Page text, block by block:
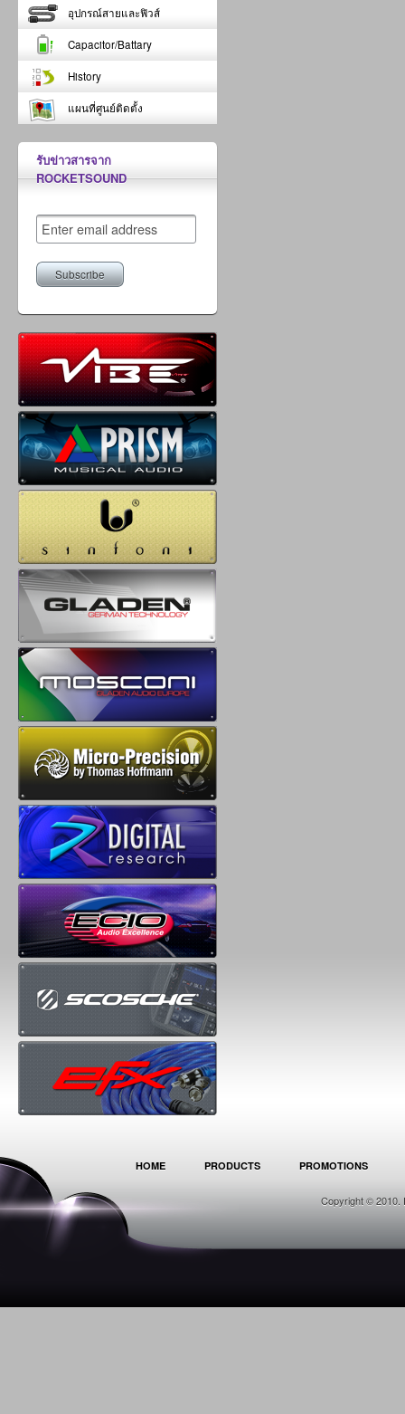
อุปกรณ์สายและฟิวส์
Capacitor/Battary
History
แผนที่ศูนย์ติดตั้ง
รับข่าวสารจาก
ROCKETSOUND
HOME PRODUCTS PROMOTIONS
Copyright © 2010.